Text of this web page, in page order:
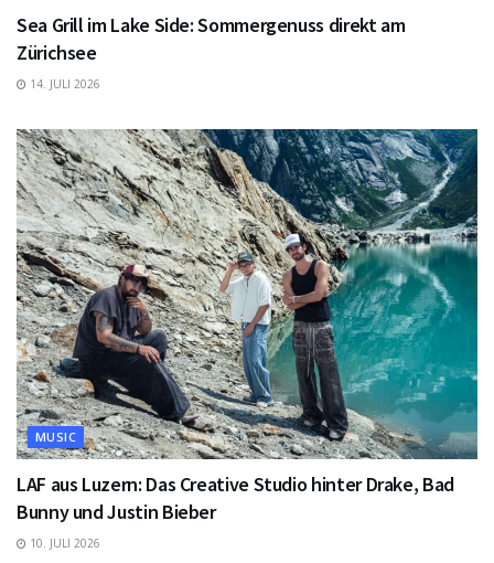
Sea Grill im Lake Side: Sommergenuss direkt am
Zürichsee
14. JULI 2026
MUSIC
LAF aus Luzern: Das Creative Studio hinter Drake, Bad
Bunny und Justin Bieber
10. JULI 2026